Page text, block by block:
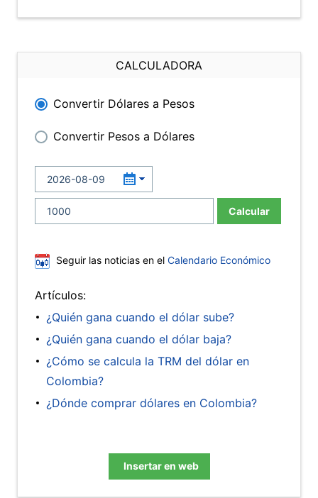
CALCULADORA
Convertir Dólares a Pesos
Convertir Pesos a Dólares
Calcular
Seguir las noticias en el Calendario Económico
Artículos:
¿Quién gana cuando el dólar sube?
¿Quién gana cuando el dólar baja?
¿Cómo se calcula la TRM del dólar en
Colombia?
¿Dónde comprar dólares en Colombia?
Insertar en web